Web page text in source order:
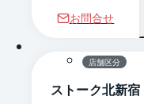
お問合せ
店舗区分
ストーク北新宿